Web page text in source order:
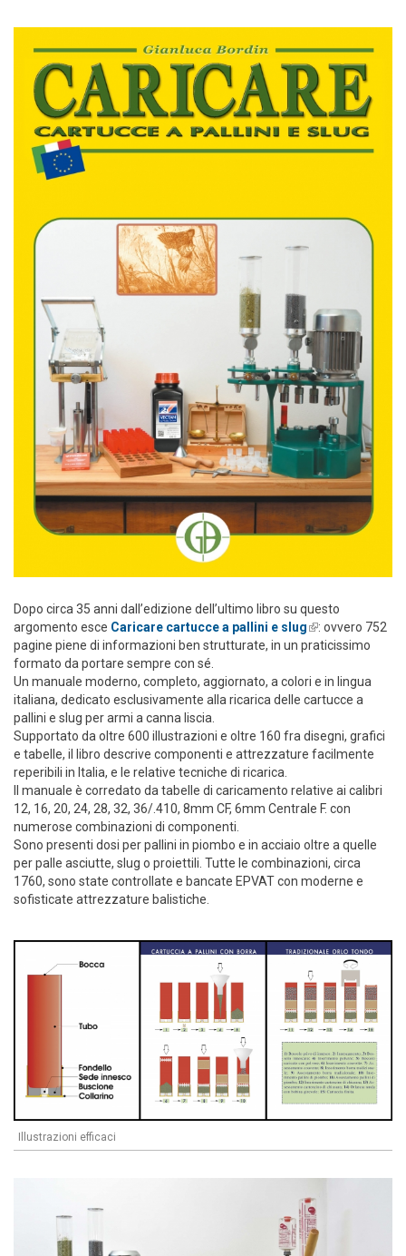
Dopo circa 35 anni dall’edizione dell’ultimo libro su questo
argomento esce Caricare cartucce a pallini e slug(link is
external)
: ovvero 752
pagine piene di informazioni ben strutturate, in un praticissimo
formato da portare sempre con sé.
Un manuale moderno, completo, aggiornato, a colori e in lingua
italiana, dedicato esclusivamente alla ricarica delle cartucce a
pallini e slug per armi a canna liscia.
Supportato da oltre 600 illustrazioni e oltre 160 fra disegni, grafici
e tabelle, il libro descrive componenti e attrezzature facilmente
reperibili in Italia, e le relative tecniche di ricarica.
Il manuale è corredato da tabelle di caricamento relative ai calibri
12, 16, 20, 24, 28, 32, 36/.410, 8mm CF, 6mm Centrale F. con
numerose combinazioni di componenti.
Sono presenti dosi per pallini in piombo e in acciaio oltre a quelle
per palle asciutte, slug o proiettili. Tutte le combinazioni, circa
1760, sono state controllate e bancate EPVAT con moderne e
sofisticate attrezzature balistiche.
Illustrazioni efficaci